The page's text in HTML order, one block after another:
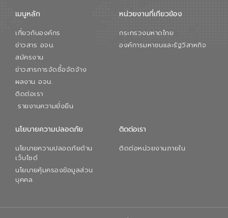
เมนูหลัก
เกี่ยวกับองค์กร
ข่าวสาร อจน.
สมัครงาน
ข่าวสารการจัดซื้อจัดจ้าง
ผลงาน อจน.
ติดต่อเรา
รายงานความยั่งยืน
หน่วยงานที่เกียวข้อง
กระทรวงมหาดไทย
องค์การมหาชนและรัฐวิสาหกิจ
นโยบายความปลอดภัย
นโยบายความปลอดภัยด้าน
เว็บไซต์
นโยบายคุ้มครองข้อมูลส่วน
บุคคล
ติดต่อเรา
ติดต่อหน่วยงานภายใน